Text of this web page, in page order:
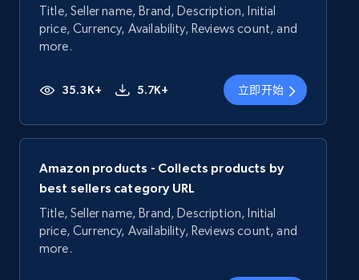
Title, Seller name, Brand, Description, Initial
price, Currency, Availability, Reviews count, and
more.
35.3K+ 5.7K+ 立即开始
Amazon products - Collects products by
best sellers category URL
Title, Seller name, Brand, Description, Initial
price, Currency, Availability, Reviews count, and
more.